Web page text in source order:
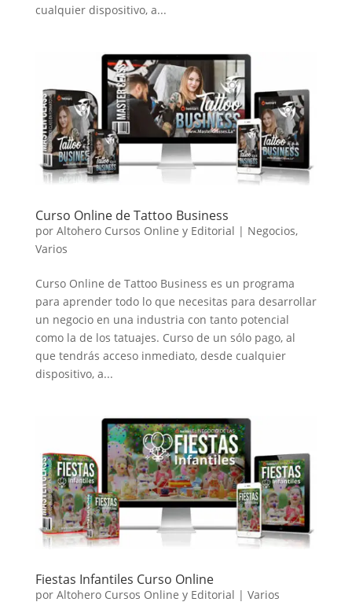
cualquier dispositivo, a...
Curso Online de Tattoo Business
por Altohero Cursos Online y Editorial | Negocios,
Varios
Curso Online de Tattoo Business es un programa
para aprender todo lo que necesitas para desarrollar
un negocio en una industria con tanto potencial
como la de los tatuajes. Curso de un sólo pago, al
que tendrás acceso inmediato, desde cualquier
dispositivo, a...
Fiestas Infantiles Curso Online
por Altohero Cursos Online y Editorial | Varios